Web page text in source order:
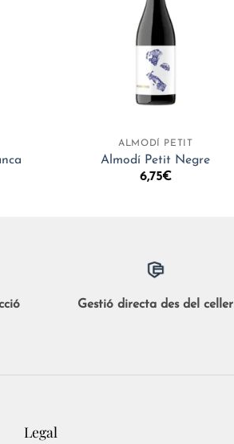
ALMODÍ PETIT
Almodí Petit Negre
6,75€
Gestió directa des del celler
Legal